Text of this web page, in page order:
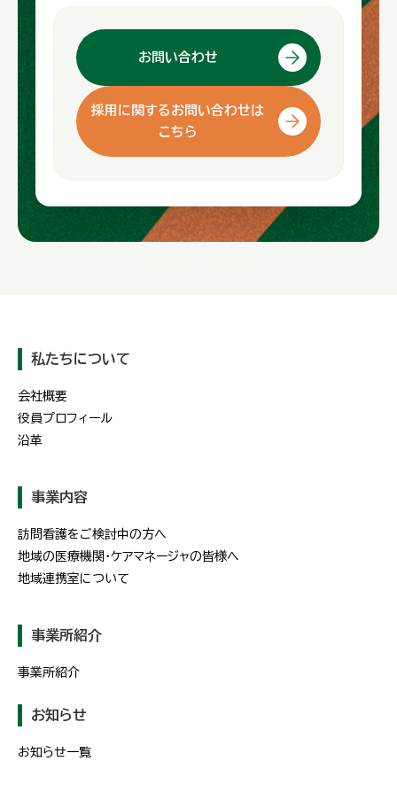
お問い合わせ
採用に関するお問い合わせは
こちら
私たちについて
会社概要
役員プロフィール
沿革
事業内容
訪問看護をご検討中の方へ
地域の医療機関・ケアマネージャの皆様へ
地域連携室について
事業所紹介
事業所紹介
お知らせ
お知らせ一覧